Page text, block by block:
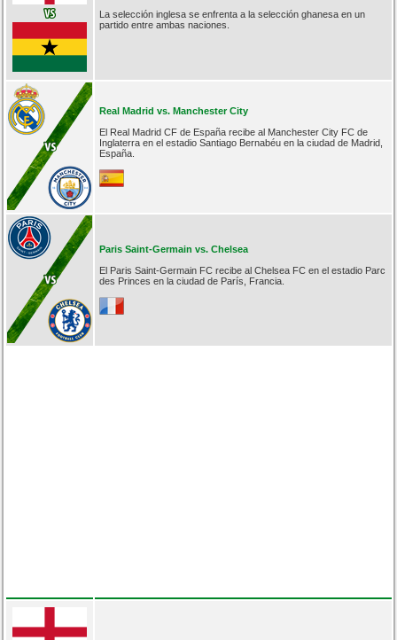
La selección inglesa se enfrenta a la selección ghanesa en un
partido entre ambas naciones.
Real Madrid vs. Manchester City
El Real Madrid CF de España recibe al Manchester City FC de
Inglaterra en el estadio Santiago Bernabéu en la ciudad de Madrid,
España.
Paris Saint-Germain vs. Chelsea
El Paris Saint-Germain FC recibe al Chelsea FC en el estadio Parc
des Princes en la ciudad de París, Francia.